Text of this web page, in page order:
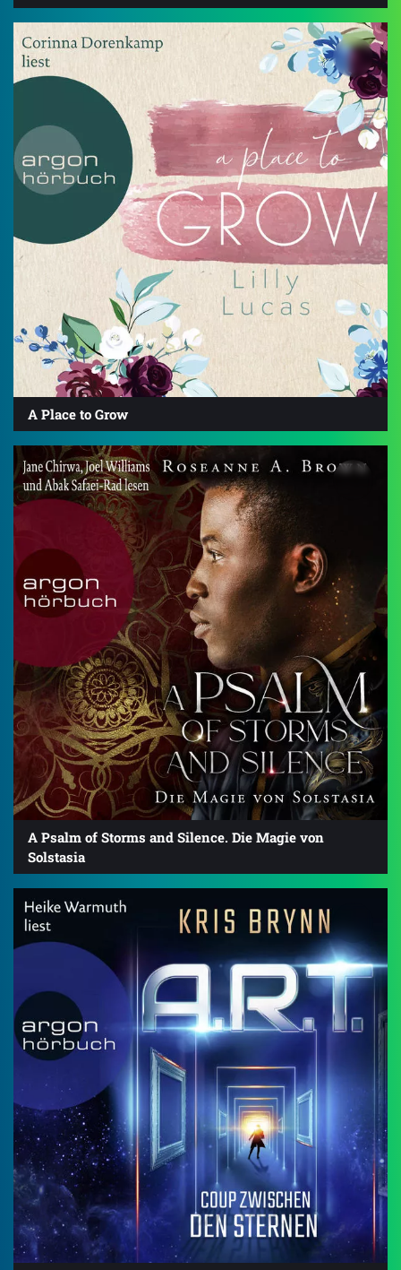
A Place to Grow
A Psalm of Storms and Silence. Die Magie von
Solstasia